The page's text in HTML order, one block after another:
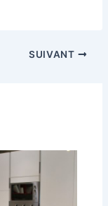
SUIVANT